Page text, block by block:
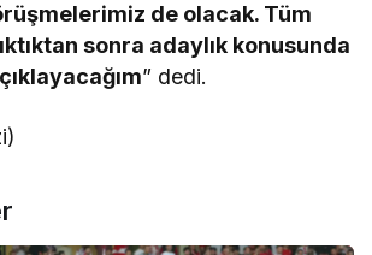
de olacak. Tüm
sonra adaylık konusunda
” dedi.